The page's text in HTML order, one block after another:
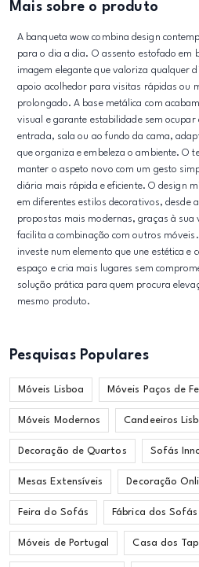
Mais sobre o produto
A banqueta wow combina design
para o dia a dia. O assento estofado em
imagem elegante que valoriza qualquer
apoio acolhedor para visitas rápidas ou
prolongado. A base metálica com
visual e garante estabilidade sem
entrada, sala ou ao fundo da cama,
que organiza e embeleza o ambiente. O
manter o aspeto novo com um gesto
diária mais rápida e eficiente. O design
em diferentes estilos decorativos, desde
propostas mais modernas, graças à sua
facilita a combinação com outros
investe num elemento que une estética e
espaço e cria mais lugares sem
solução prática para quem procura
mesmo produto.
Pesquisas Populares
Móveis Lisboa Móveis Paços de
Móveis Modernos Candeeiros
Decoração de Quartos Sofás
Mesas Extensíveis Decoração
Feira do Sofás Fábrica dos Sofás
Móveis de Portugal Casa dos